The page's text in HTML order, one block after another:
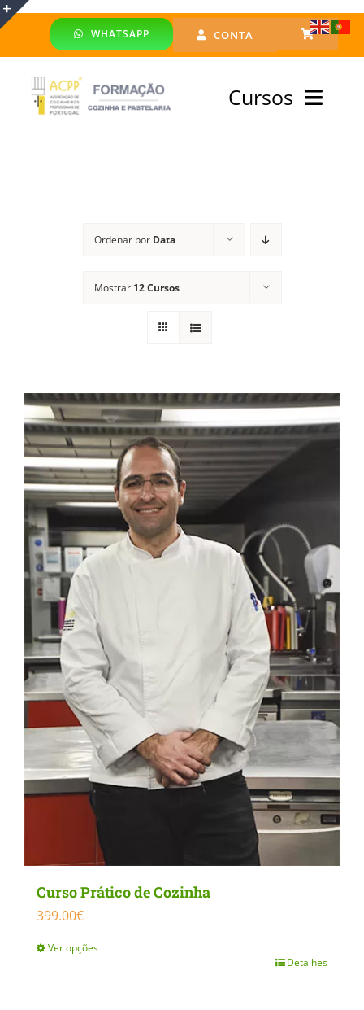
Skip
WHATSAPP CONTA
Cursos
Financiado
Ordenar por Data
Mostrar 12 Cursos
Curso Prático de Cozinha
399.00€
Ver opções
Detalhes